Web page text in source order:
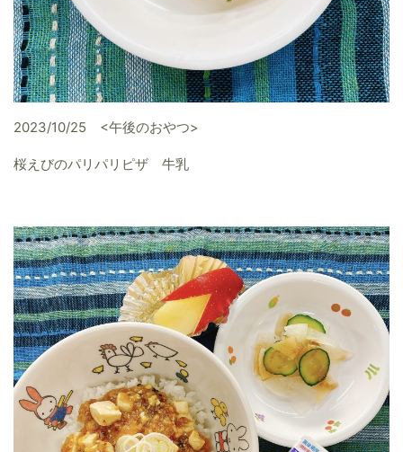
2023/10/25 <午後のおやつ>
桜えびのパリパリピザ 牛乳